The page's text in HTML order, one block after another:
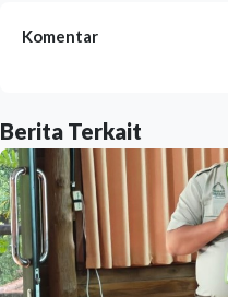
Komentar
Berita Terkait